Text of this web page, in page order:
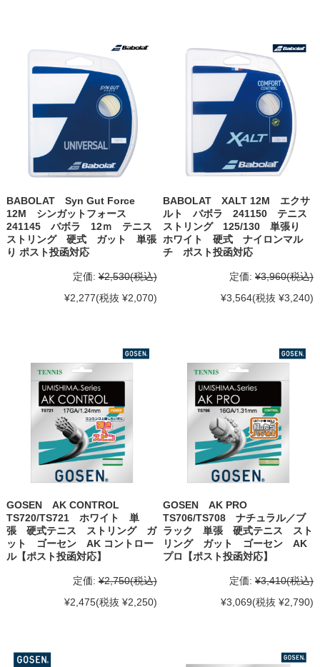
BABOLAT Syn Gut Force
12M シンガットフォース
241145 バボラ 12ｍ テニス
ストリング 硬式 ガット 単張
り ポスト投函対応
定価: ¥2,530(税込)
¥2,277(税抜 ¥2,070)
BABOLAT XALT 12M エクサ
ルト バボラ 241150 テニス
ストリング 125/130 単張り
ホワイト 硬式 ナイロンマル
チ ポスト投函対応
定価: ¥3,960(税込)
¥3,564(税抜 ¥3,240)
GOSEN AK CONTROL
TS720/TS721 ホワイト 単
張 硬式テニス ストリング ガ
ット ゴーセン AK コントロー
ル【ポスト投函対応】
定価: ¥2,750(税込)
¥2,475(税抜 ¥2,250)
GOSEN AK PRO
TS706/TS708 ナチュラル／ブ
ラック 単張 硬式テニス スト
リング ガット ゴーセン AK
プロ【ポスト投函対応】
定価: ¥3,410(税込)
¥3,069(税抜 ¥2,790)